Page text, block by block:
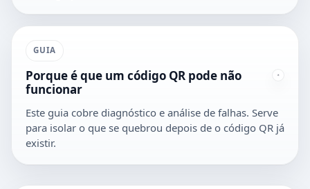
GUIA
Porque é que um código QR pode não
funcionar
Este guia cobre diagnóstico e análise de falhas. Serve
para isolar o que se quebrou depois de o código QR já
existir.